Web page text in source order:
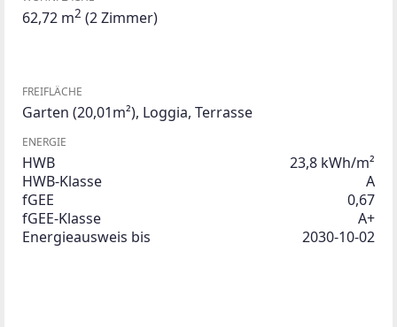
62,72 m2 (2 Zimmer)
FREIFLÄCHE
Garten (20,01m²), Loggia, Terrasse
ENERGIE
HWB
23,8 kWh/m²
HWB-Klasse
A
fGEE
0,67
fGEE-Klasse
A+
Energieausweis bis
2030-10-02